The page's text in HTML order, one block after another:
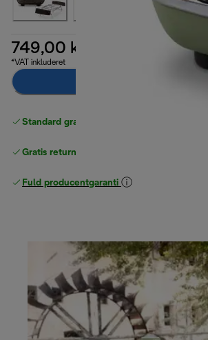
749,00 kr.
*VAT inkluderet
Standard gratis levering
Gratis returneringer
Fuld producentgaranti